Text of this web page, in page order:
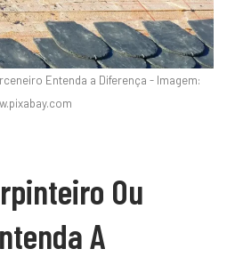
Entenda a Diferença - Imagem:
Ou
A